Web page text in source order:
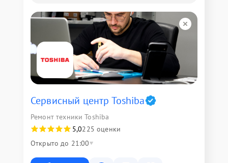
Сервисный центр Toshiba
Ремонт техники Toshiba
5,0225 оценки
Открыто до 21:00